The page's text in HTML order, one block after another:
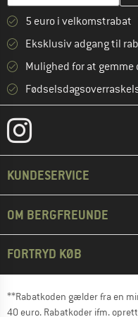
5 euro i
Eksklusiv adgang til
Mulighed for at
KUNDESERVICE
OM BERGFREUNDE
FORTRYD KØB
**Rabatkoden gælder fra en
40 euro. Rabatkoder ifm.